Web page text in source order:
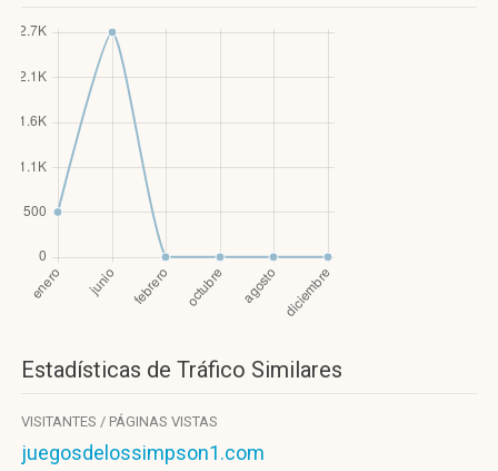
Estadísticas de Tráfico Similares
VISITANTES / PÁGINAS VISTAS
juegosdelossimpson1.com